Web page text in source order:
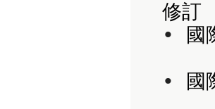
修訂
• 國
• 國